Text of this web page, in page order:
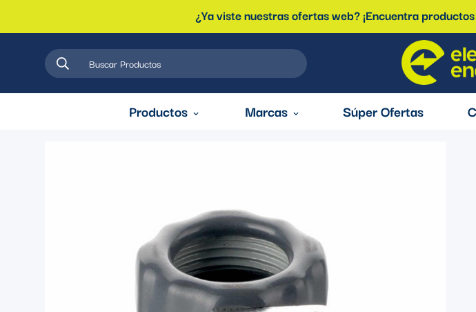
¿Ya viste nuestras ofertas web? ¡Encuentra
Buscar Productos
Productos Marcas Súper Ofertas